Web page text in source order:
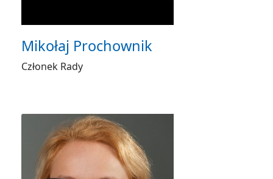
Mikołaj Prochownik
Członek Rady